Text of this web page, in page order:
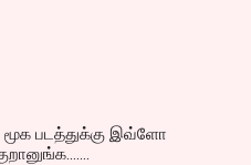
மூக படத்துக்கு இவ்ளோ